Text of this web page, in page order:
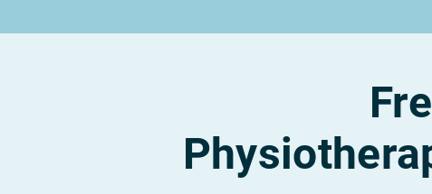
Rund um die AusbildungRund um das duale StudiumRund um Berufe
Berufe nach Themen